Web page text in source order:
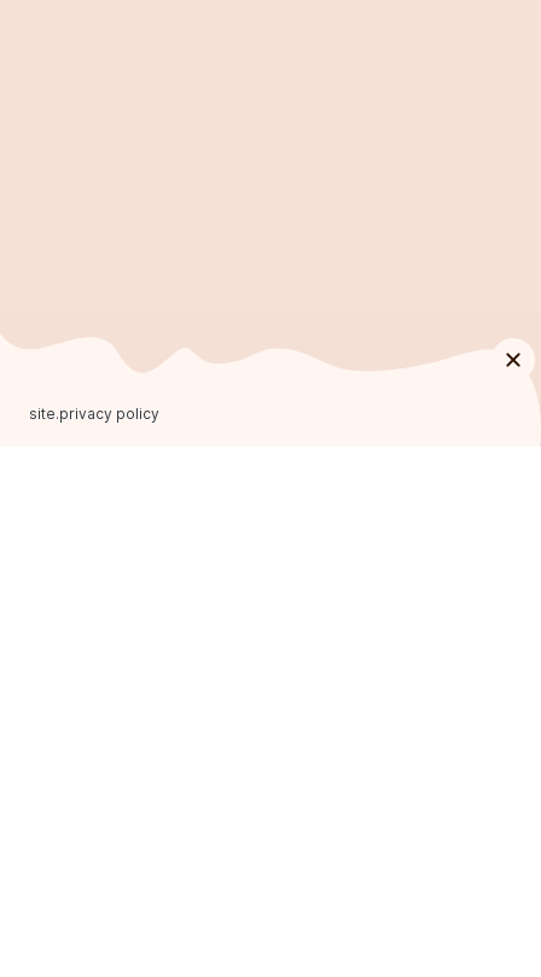
site.privacy policy